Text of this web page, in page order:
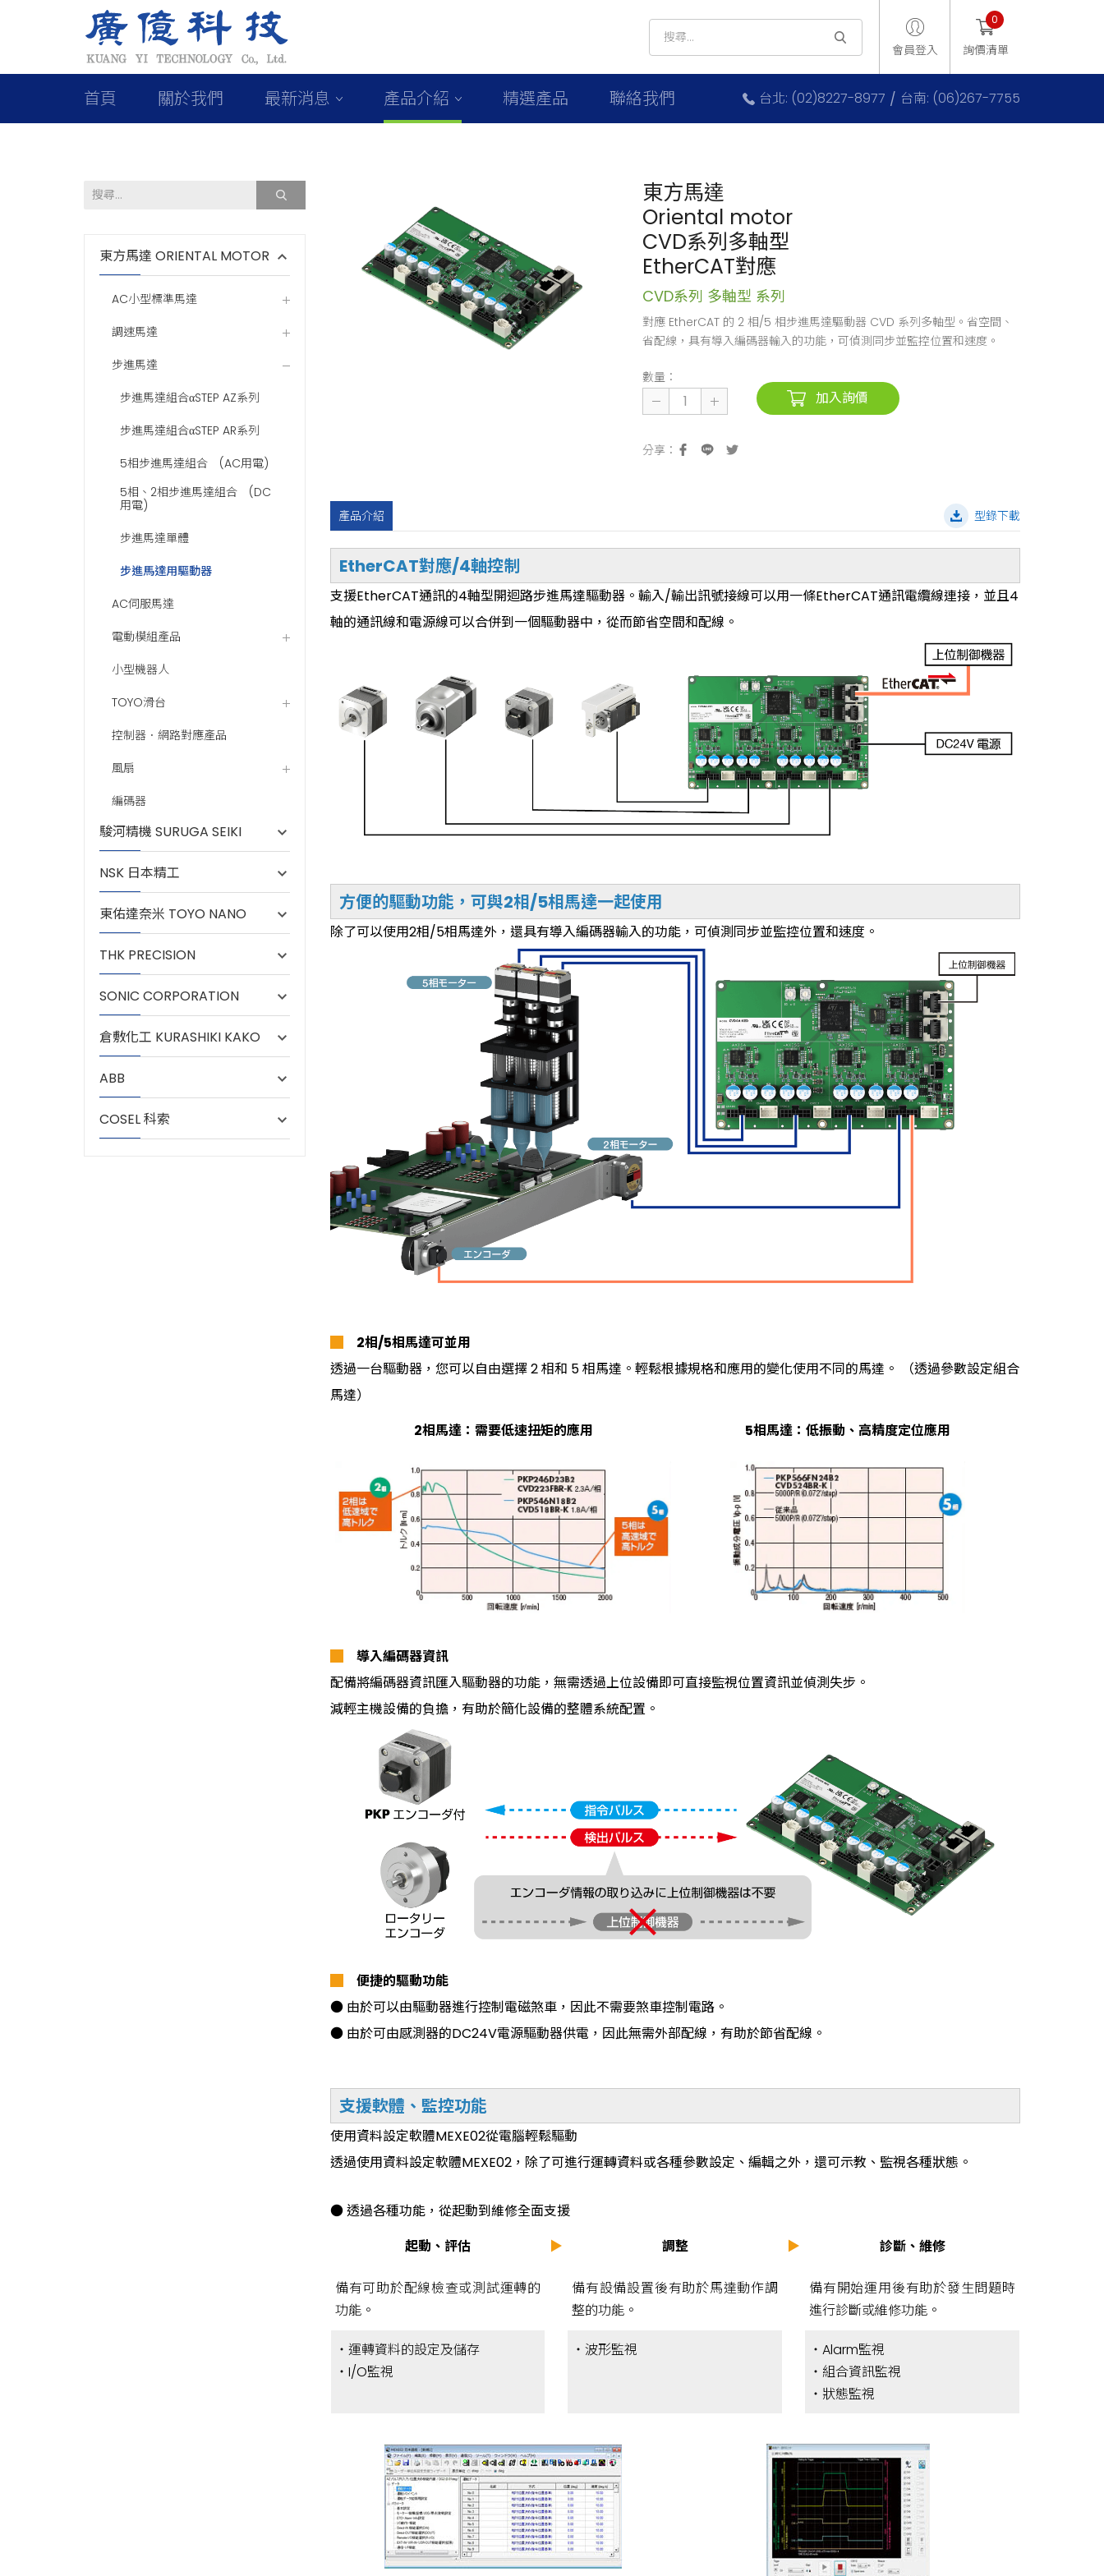
會員登入 詢價清單
0
首頁 關於我們 最新消息 產品介紹 精選產品 聯絡我們 台北: (02)8227-8977 台南: (06)267-7755
東方馬達 ORIENTAL MOTOR
AC小型標準馬達
調速馬達
步進馬達
步進馬達組合αSTEP AZ系列
步進馬達組合αSTEP AR系列
5相步進馬達組合 (AC用電)
5相、2相步進馬達組合 (DC
用電)
步進馬達單體
步進馬達用驅動器
AC伺服馬達
電動模組產品
小型機器人
TOYO滑台
控制器．網路對應產品
風扇
編碼器
駿河精機 SURUGA SEIKI
NSK 日本精工
東佑達奈米 TOYO NANO
THK PRECISION
SONIC CORPORATION
倉敷化工 KURASHIKI KAKO
ABB
COSEL 科索
東方馬達
Oriental motor
CVD系列多軸型
EtherCAT對應
CVD系列 多軸型 系列
對應 EtherCAT 的 2 相/5 相步進馬達驅動器 CVD 系列多軸型。省空間、
省配線，具有導入編碼器輸入的功能，可偵測同步並監控位置和速度。
數量：
加入詢價
產品介紹 型錄下載
EtherCAT對應/4軸控制
支援EtherCAT通訊的4軸型開迴路步進馬達驅動器。輸入/輸出訊號接線可以用一條EtherCAT通訊電纜線連接，並且4
軸的通訊線和電源線可以合併到一個驅動器中，從而節省空間和配線。
方便的驅動功能，可與2相/5相馬達一起使用
除了可以使用2相/5相馬達外，還具有導入編碼器輸入的功能，可偵測同步並監控位置和速度。
2相/5相馬達可並用
透過一台驅動器，您可以自由選擇 2 相和 5 相馬達。輕鬆根據規格和應用的變化使用不同的馬達。 （透過參數設定組合
馬達）
2相馬達：需要低速扭矩的應用
5相馬達：低振動、高精度定位應用
導入編碼器資訊
配備將編碼器資訊匯入驅動器的功能，無需透過上位設備即可直接監視位置資訊並偵測失步。
減輕主機設備的負擔，有助於簡化設備的整體系統配置。
便捷的驅動功能
● 由於可以由驅動器進行控制電磁煞車，因此不需要煞車控制電路。
● 由於可由感測器的DC24V電源驅動器供電，因此無需外部配線，有助於節省配線。
支援軟體、監控功能
使用資料設定軟體MEXE02從電腦輕鬆驅動
透過使用資料設定軟體MEXE02，除了可進行運轉資料或各種參數設定、編輯之外，還可示教、監視各種狀態。
● 透過各種功能，從起動到維修全面支援
起動、評估
▶ 調整 ▶ 診斷、維修
備有可助於配線檢查或測試運轉的
功能。
備有設備設置後有助於馬達動作調
整的功能。
備有開始運用後有助於發生問題時
進行診斷或維修功能。
・運轉資料的設定及儲存
・I/O監視
・波形監視
・Alarm監視
・組合資訊監視
・狀態監視